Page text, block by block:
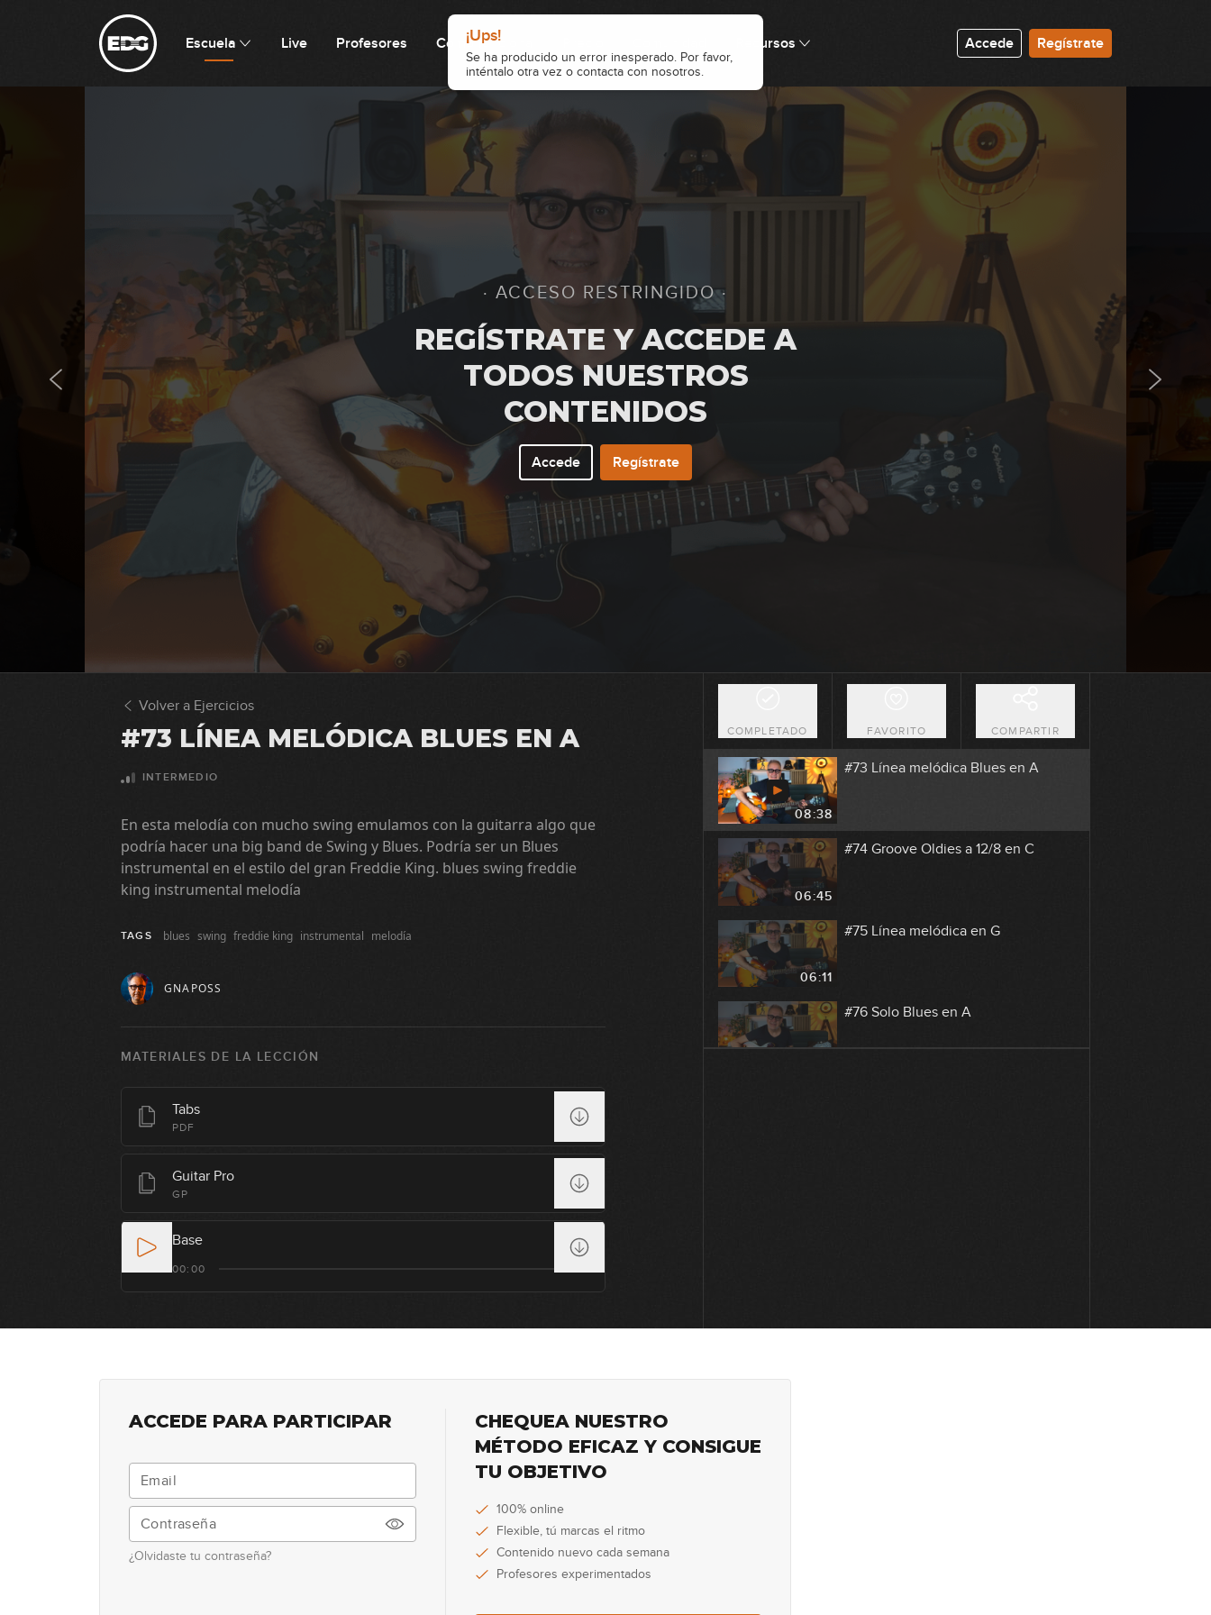
¡Ups!
Se ha producido un error inesperado. Por favor,
inténtalo otra vez o contacta con nosotros.
Escuela Live Profesores Cómo funciona Recursos Accede Regístrate
· ACCESO RESTRINGIDO ·
REGÍSTRATE Y ACCEDE A
TODOS NUESTROS
CONTENIDOS
Accede Regístrate
Volver a Ejercicios
#73 LÍNEA MELÓDICA BLUES EN A
INTERMEDIO
En esta melodía con mucho swing emulamos con la guitarra algo que
podría hacer una big band de Swing y Blues. Podría ser un Blues
instrumental en el estilo del gran Freddie King. blues swing freddie
king instrumental melodía
TAGS blues swing freddie king instrumental melodía
GNAPOSS
MATERIALES DE LA LECCIÓN
Tabs
PDF
Guitar Pro
GP
Base
00:00
COMPLETADO FAVORITO COMPARTIR
#64 Riff Metal en Drop D
#65 Groove Pop en G
#66 Acompañamiento Pop en G
06:49
#69 Estudio en D
04:30
#72 Groove Funk en Dm
08:38
#73 Línea melódica Blues en A
06:45
#74 Groove Oldies a 12/8 en C
06:11
#75 Línea melódica en G
#76 Solo Blues en A
ACCEDE PARA PARTICIPAR
¿Olvidaste tu contraseña?
CHEQUEA NUESTRO
MÉTODO EFICAZ Y CONSIGUE
TU OBJETIVO
100% online
Flexible, tú marcas el ritmo
Contenido nuevo cada semana
Profesores experimentados